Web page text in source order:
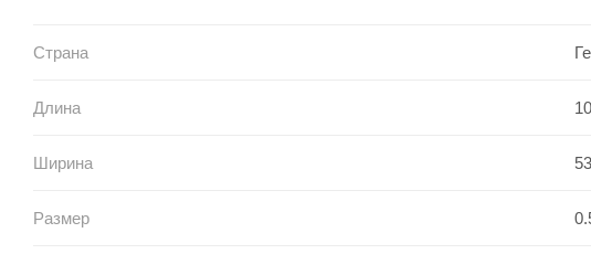
Страна
Длина
Ширина
Размер